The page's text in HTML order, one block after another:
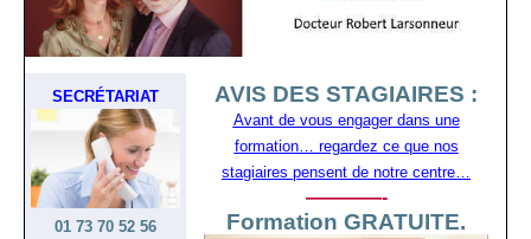
SECRÉTARIAT
01 73 70 52 56
AVIS DES STAGIAIRES :
Avant de vous engager dans une
formation… regardez ce que nos
stagiaires pensent de notre centre…
————-
Formation GRATUITE.